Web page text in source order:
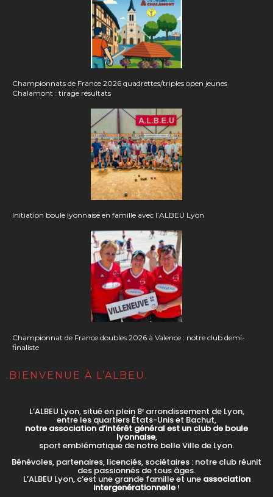
Championnats de France 2026 quadrettes/triples open jeunes
Chalamont : tirage résultats
Initiation boule lyonnaise en famille avec l’ALBEU Lyon
Championnat de France doubles 2026 à Valence : notre club demi-
finaliste
.BIENVENUE À L’ALBEU.
L’ALBEU Lyon, situé en plein 8ᵉ arrondissement de Lyon,
entre les quartiers États-Unis et Bachut,
notre association d’intérêt général est un club de boule
lyonnaise,
sport emblématique de notre belle Ville de Lyon.
Bénévoles, partenaires, licenciés, sociétaires : notre club réunit
des passionnés de tous âges.
L’ALBEU Lyon, c’est une grande famille et une association
intergenérationnelle !